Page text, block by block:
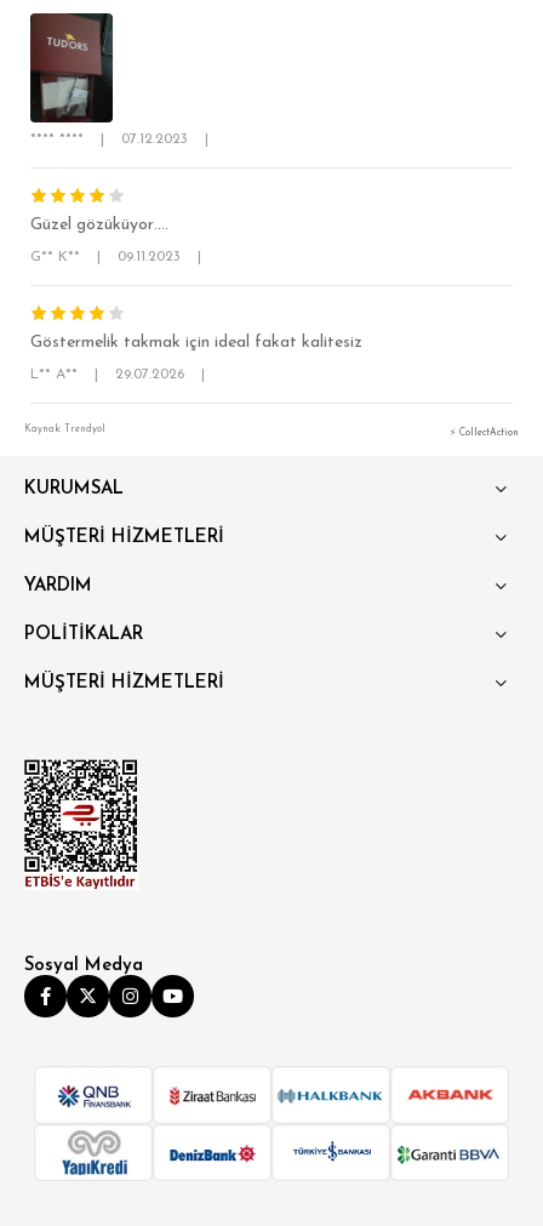
RELAX FİT
**** **** 07.12.2023
Güzel gözüküyor….
G** K** 09.11.2023
Göstermelik takmak için ideal fakat kalitesiz
L** A** 29.07.2026
Kaynak: Trendyol ⚡ CollectAction
KURUMSAL
MÜŞTERİ HİZMETLERİ
YARDIM
POLİTİKALAR
MÜŞTERİ HİZMETLERİ
Sosyal Medya